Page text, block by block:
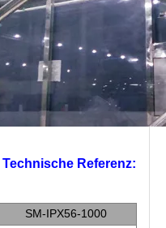
Technische Referenz:
SM-IPX56-1000